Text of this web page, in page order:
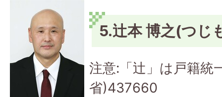
5.辻本 博之(つじ
注意:「辻」は戸籍統
省)437660